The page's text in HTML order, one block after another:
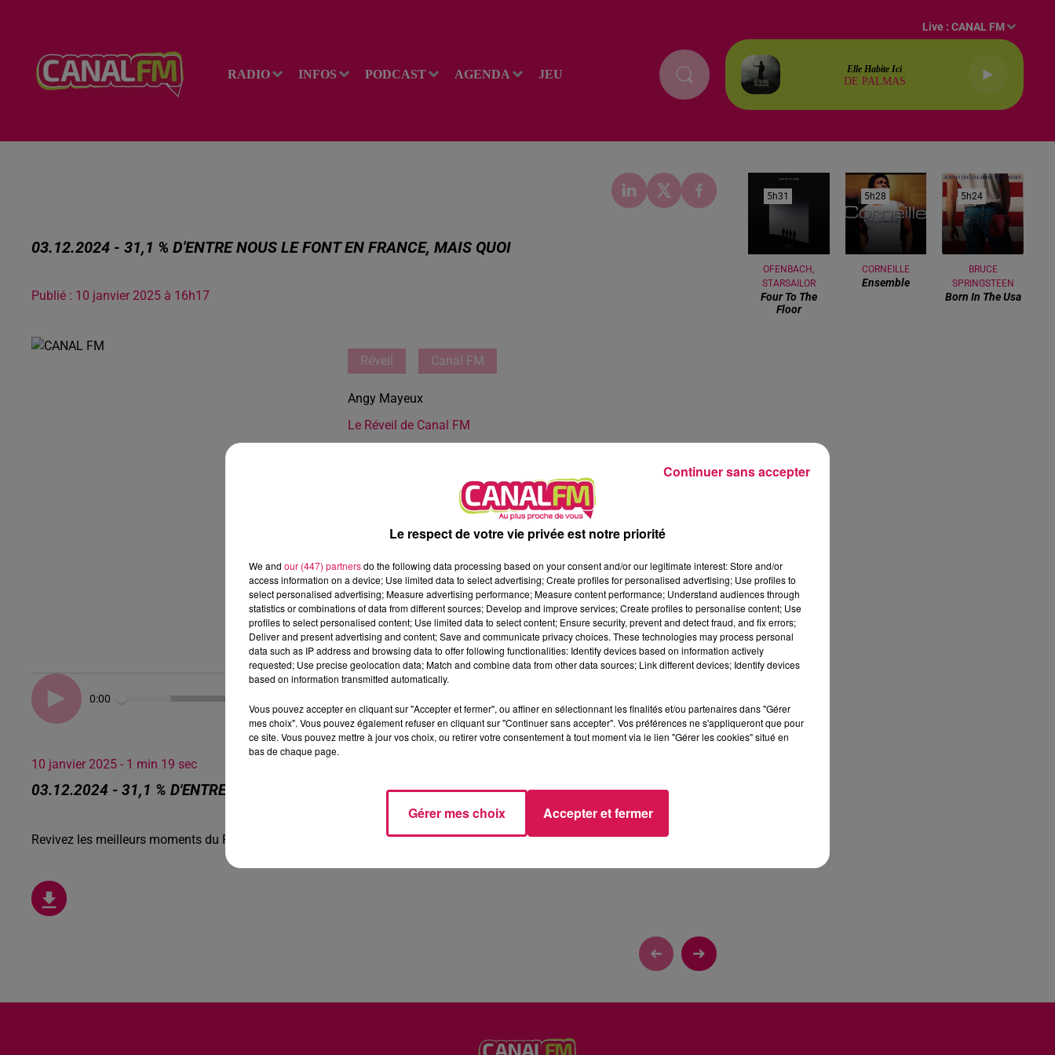
RADIO INFOS PODCAST AGENDA JEU
Live :CANAL FM
Elle Habite Ici
DE PALMAS
03.12.2024 - 31,1 % D'ENTRE NOUS LE FONT EN FRANCE, MAIS QUOI
Publié : 10 janvier 2025 à 16h17
Réveil Canal FM
Angy Mayeux
Le Réveil de Canal FM
0:00
10 janvier 2025 - 1 min 19 sec
03.12.2024 - 31,1 % D'ENTRE NOUS LE FONT EN FRANCE, MAIS QUOI
Revivez les meilleurs moments du Réveil de Canal FM
5h31
5h31
OFENBACH,
STARSAILOR
Four To The
Floor
5h28
5h28
CORNEILLE
Ensemble
5h24
5h24
BRUCE
SPRINGSTEEN
Born In The Usa
Le respect de votre vie privée est notre priorité
We and our (447) partnersdo the following data processing based on your consent and/or our legitimate interest: Store and/or
access information on a device; Use limited data to select advertising; Create profiles for personalised advertising; Use profiles to
select personalised advertising; Measure advertising performance; Measure content performance; Understand audiences through
statistics or combinations of data from different sources; Develop and improve services; Create profiles to personalise content; Use
profiles to select personalised content; Use limited data to select content; Ensure security, prevent and detect fraud, and fix errors;
Deliver and present advertising and content; Save and communicate privacy choices. These technologies may process personal
data such as IP address and browsing data to offer following functionalities: Identify devices based on information actively
requested; Use precise geolocation data; Match and combine data from other data sources; Link different devices; Identify devices
based on information transmitted automatically.
Vous pouvez accepter en cliquant sur "Accepter et fermer", ou affiner en sélectionnant les finalités et/ou partenaires dans "Gérer
mes choix". Vous pouvez également refuser en cliquant sur "Continuer sans accepter". Vos préférences ne s'appliqueront que pour
ce site. Vous pouvez mettre à jour vos choix, ou retirer votre consentement à tout moment via le lien "Gérer les cookies" situé en
bas de chaque page.
Gérer mes choix Accepter et fermer
Continuer sans accepter